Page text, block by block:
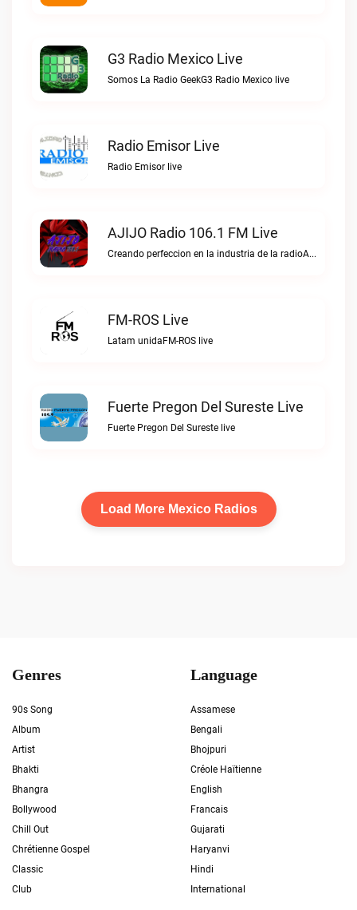
G3 Radio Mexico Live
Somos La Radio GeekG3 Radio Mexico live
Radio Emisor Live
Radio Emisor live
AJIJO Radio 106.1 FM Live
Creando perfeccion en la industria de la radioAJIJO Radio 106.1 FM live
FM-ROS Live
Latam unidaFM-ROS live
Fuerte Pregon Del Sureste Live
Fuerte Pregon Del Sureste live
Load More Mexico Radios
Genres
90s Song
Album
Artist
Bhakti
Bhangra
Bollywood
Chill Out
Chrétienne Gospel
Classic
Club
Language
Assamese
Bengali
Bhojpuri
Créole Haïtienne
English
Francais
Gujarati
Haryanvi
Hindi
International